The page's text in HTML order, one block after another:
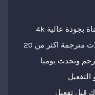
✅ يضم أضخم مكتبة افلام و مسلسلات مترجمة اكثر من 20
قبل تفعيل